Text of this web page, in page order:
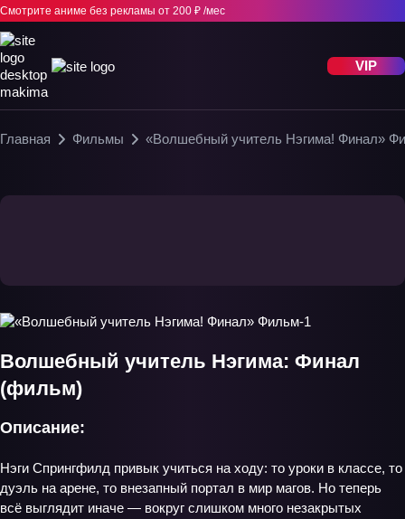
Смотрите аниме без рекламы от 200 ₽ /мес
VIP
Главная Фильмы «Волшебный учитель Нэгима! Финал»
Волшебный учитель Нэгима: Финал
(фильм)
Описание:
Нэги Спрингфилд привык учиться на ходу: то уроки в классе, то
дуэль на арене, то внезапный портал в мир магов. Но теперь
всё выглядит иначе — вокруг слишком много незакрытых